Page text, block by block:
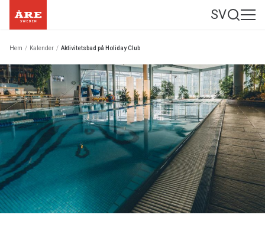
SV
Hem / Kalender / Aktivitetsbad på Holiday Club